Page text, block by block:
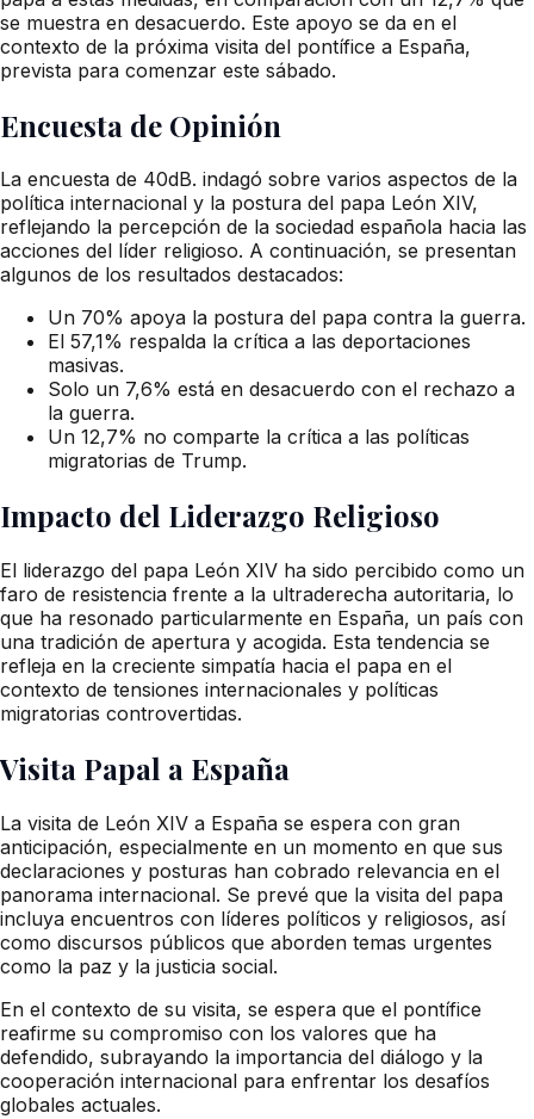
se muestra en desacuerdo. Este apoyo se da en el
contexto de la próxima visita del pontífice a España,
prevista para comenzar este sábado.
Encuesta de Opinión
La encuesta de 40dB. indagó sobre varios aspectos de la
política internacional y la postura del papa León XIV,
reflejando la percepción de la sociedad española hacia las
acciones del líder religioso. A continuación, se presentan
algunos de los resultados destacados:
Un 70% apoya la postura del papa contra la guerra.
El 57,1% respalda la crítica a las deportaciones
masivas.
Solo un 7,6% está en desacuerdo con el rechazo a
la guerra.
Un 12,7% no comparte la crítica a las políticas
migratorias de Trump.
Impacto del Liderazgo Religioso
El liderazgo del papa León XIV ha sido percibido como un
faro de resistencia frente a la ultraderecha autoritaria, lo
que ha resonado particularmente en España, un país con
una tradición de apertura y acogida. Esta tendencia se
refleja en la creciente simpatía hacia el papa en el
contexto de tensiones internacionales y políticas
migratorias controvertidas.
Visita Papal a España
La visita de León XIV a España se espera con gran
anticipación, especialmente en un momento en que sus
declaraciones y posturas han cobrado relevancia en el
panorama internacional. Se prevé que la visita del papa
incluya encuentros con líderes políticos y religiosos, así
como discursos públicos que aborden temas urgentes
como la paz y la justicia social.
En el contexto de su visita, se espera que el pontífice
reafirme su compromiso con los valores que ha
defendido, subrayando la importancia del diálogo y la
cooperación internacional para enfrentar los desafíos
globales actuales.